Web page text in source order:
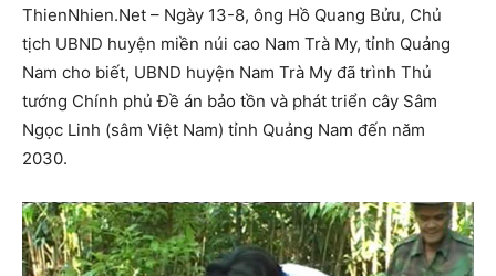
ThienNhien.Net – Ngày 13-8, ông Hồ Quang Bửu, Chủ
tịch UBND huyện miền núi cao Nam Trà My, tỉnh Quảng
Nam cho biết, UBND huyện Nam Trà My đã trình Thủ
tướng Chính phủ Đề án bảo tồn và phát triển cây Sâm
Ngọc Linh (sâm Việt Nam) tỉnh Quảng Nam đến năm
2030.